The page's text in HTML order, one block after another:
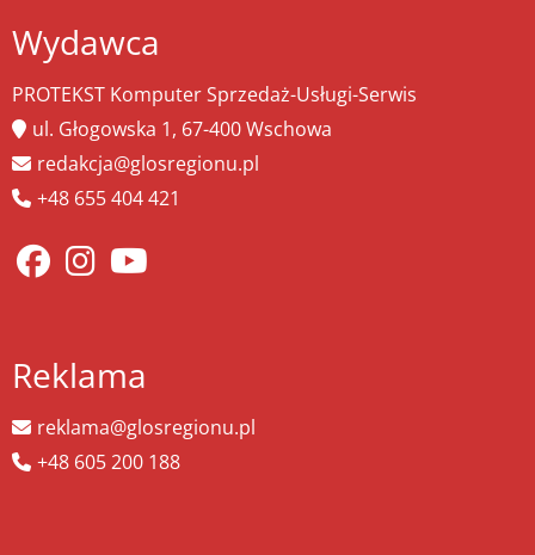
Wydawca
PROTEKST Komputer Sprzedaż-Usługi-Serwis
ul. Głogowska 1, 67-400 Wschowa
redakcja@glosregionu.pl
+48 655 404 421
Reklama
reklama@glosregionu.pl
+48 605 200 188